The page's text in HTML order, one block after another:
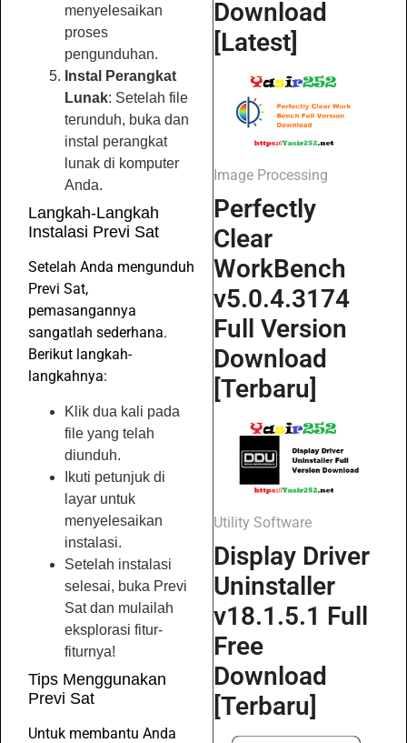
menyelesaikan
proses
pengunduhan.
Instal Perangkat
Lunak: Setelah file
terunduh, buka dan
instal perangkat
lunak di komputer
Anda.
Langkah-Langkah
Instalasi Previ Sat
Setelah Anda mengunduh
Previ Sat,
pemasangannya
sangatlah sederhana.
Berikut langkah-
langkahnya:
Klik dua kali pada
file yang telah
diunduh.
Ikuti petunjuk di
layar untuk
menyelesaikan
instalasi.
Setelah instalasi
selesai, buka Previ
Sat dan mulailah
eksplorasi fitur-
fiturnya!
Tips Menggunakan
Previ Sat
Untuk membantu Anda
Download
[Latest]
Image Processing
Perfectly
Clear
WorkBench
v5.0.4.3174
Full Version
Download
[Terbaru]
Utility Software
Display Driver
Uninstaller
v18.1.5.1 Full
Free
Download
[Terbaru]